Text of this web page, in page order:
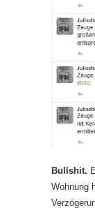
Bullshit.
Wohnung